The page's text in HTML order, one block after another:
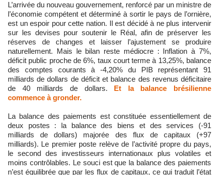
L’arrivée du nouveau gouvernement, renforcé par un ministre de
l’économie compétent et déterminé à sortir le pays de l’ornière,
est un espoir pour cette nation. Il est décidé à ne plus intervenir
sur les devises pour soutenir le Réal, afin de préserver les
réserves de changes et laisser l’ajustement se produire
naturellement. Mais le bilan reste médiocre : Inflation à 7%,
déficit public proche de 6%, taux court terme à 13,25%, balance
des comptes courants à -4,20% du PIB représentant 91
milliards de dollars de déficit et balance des revenus déficitaire
de 40 milliards de dollars. Et la balance brésilienne
commence à gronder.
La balance des paiements est constituée essentiellement de
deux postes : la balance des biens et des services (-91
milliards de dollars) majorée des flux de capitaux (+97
milliards). Le premier poste relève de l’activité propre du pays,
le second des investisseurs internationaux plus volatiles et
moins contrôlables. Le souci est que la balance des paiements
n’est équilibrée que par les flux de capitaux, ce qui traduit l’état